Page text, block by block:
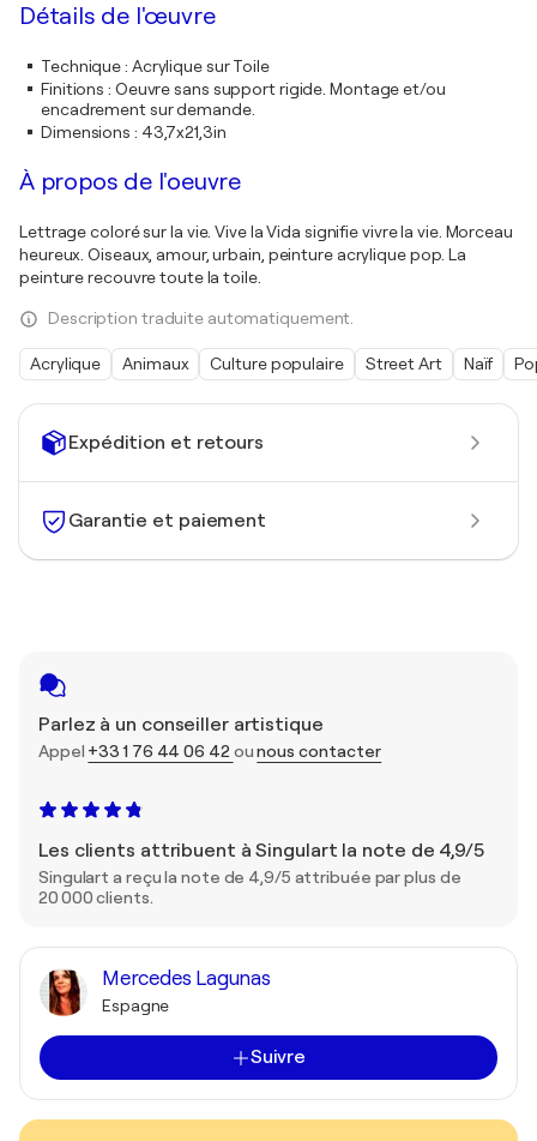
Expédition et retours
Garantie et paiement
Parlez à un conseiller artistique
Appel +33 1 76 44 06 42 ounous contacter
Les clients attribuent à Singulart la note de 4,9/5
Singulart a reçu la note de 4,9/5 attribuée par plus de
20 000 clients.
Mercedes Lagunas
Espagne
Suivre
Détails de l'œuvre
Technique: Acrylique sur Toile
Finitions : Oeuvre sans support rigide. Montage et/ou
encadrement sur demande.
Dimensions : 43,7x21,3in
À propos de l'oeuvre
Lettrage coloré sur la vie. Vive la Vida signifie vivre la vie. Morceau
heureux. Oiseaux, amour, urbain, peinture acrylique pop. La
peinture recouvre toute la toile.
Description traduite automatiquement.
Acrylique Animaux Culture populaire Street Art Naïf